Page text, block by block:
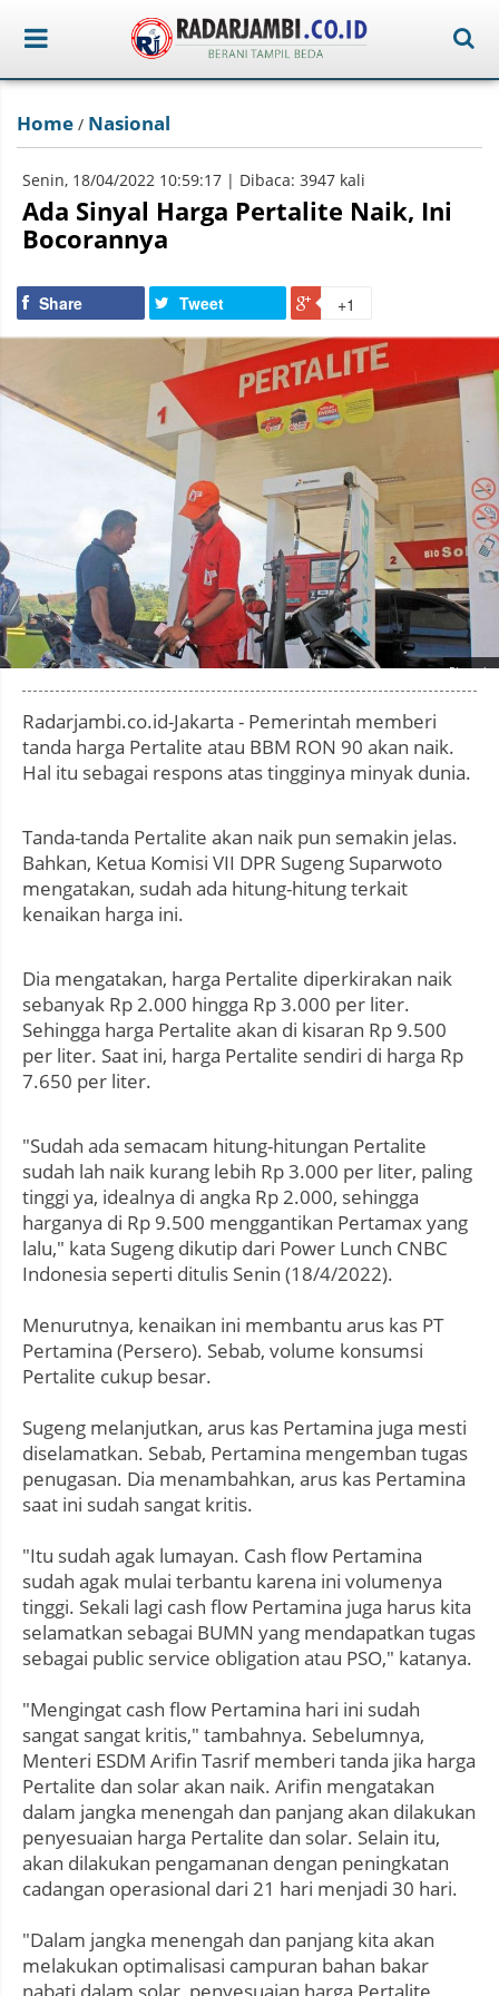
Home / Nasional
Senin, 18/04/2022 10:59:17 | Dibaca: 3947 kali
Ada Sinyal Harga Pertalite Naik, Ini
Bocorannya
Share Tweet +1
Photo by
Radarjambi.co.id-Jakarta - Pemerintah memberi
tanda harga Pertalite atau BBM RON 90 akan naik.
Hal itu sebagai respons atas tingginya minyak dunia.
Tanda-tanda Pertalite akan naik pun semakin jelas.
Bahkan, Ketua Komisi VII DPR Sugeng Suparwoto
mengatakan, sudah ada hitung-hitung terkait
kenaikan harga ini.
Dia mengatakan, harga Pertalite diperkirakan naik
sebanyak Rp 2.000 hingga Rp 3.000 per liter.
Sehingga harga Pertalite akan di kisaran Rp 9.500
per liter. Saat ini, harga Pertalite sendiri di harga Rp
7.650 per liter.
"Sudah ada semacam hitung-hitungan Pertalite
sudah lah naik kurang lebih Rp 3.000 per liter, paling
tinggi ya, idealnya di angka Rp 2.000, sehingga
harganya di Rp 9.500 menggantikan Pertamax yang
lalu," kata Sugeng dikutip dari Power Lunch CNBC
Indonesia seperti ditulis Senin (18/4/2022).
Menurutnya, kenaikan ini membantu arus kas PT
Pertamina (Persero). Sebab, volume konsumsi
Pertalite cukup besar.
Sugeng melanjutkan, arus kas Pertamina juga mesti
diselamatkan. Sebab, Pertamina mengemban tugas
penugasan. Dia menambahkan, arus kas Pertamina
saat ini sudah sangat kritis.
"Itu sudah agak lumayan. Cash flow Pertamina
sudah agak mulai terbantu karena ini volumenya
tinggi. Sekali lagi cash flow Pertamina juga harus kita
selamatkan sebagai BUMN yang mendapatkan tugas
sebagai public service obligation atau PSO," katanya.
"Mengingat cash flow Pertamina hari ini sudah
sangat sangat kritis," tambahnya. Sebelumnya,
Menteri ESDM Arifin Tasrif memberi tanda jika harga
Pertalite dan solar akan naik. Arifin mengatakan
dalam jangka menengah dan panjang akan dilakukan
penyesuaian harga Pertalite dan solar. Selain itu,
akan dilakukan pengamanan dengan peningkatan
cadangan operasional dari 21 hari menjadi 30 hari.
"Dalam jangka menengah dan panjang kita akan
melakukan optimalisasi campuran bahan bakar